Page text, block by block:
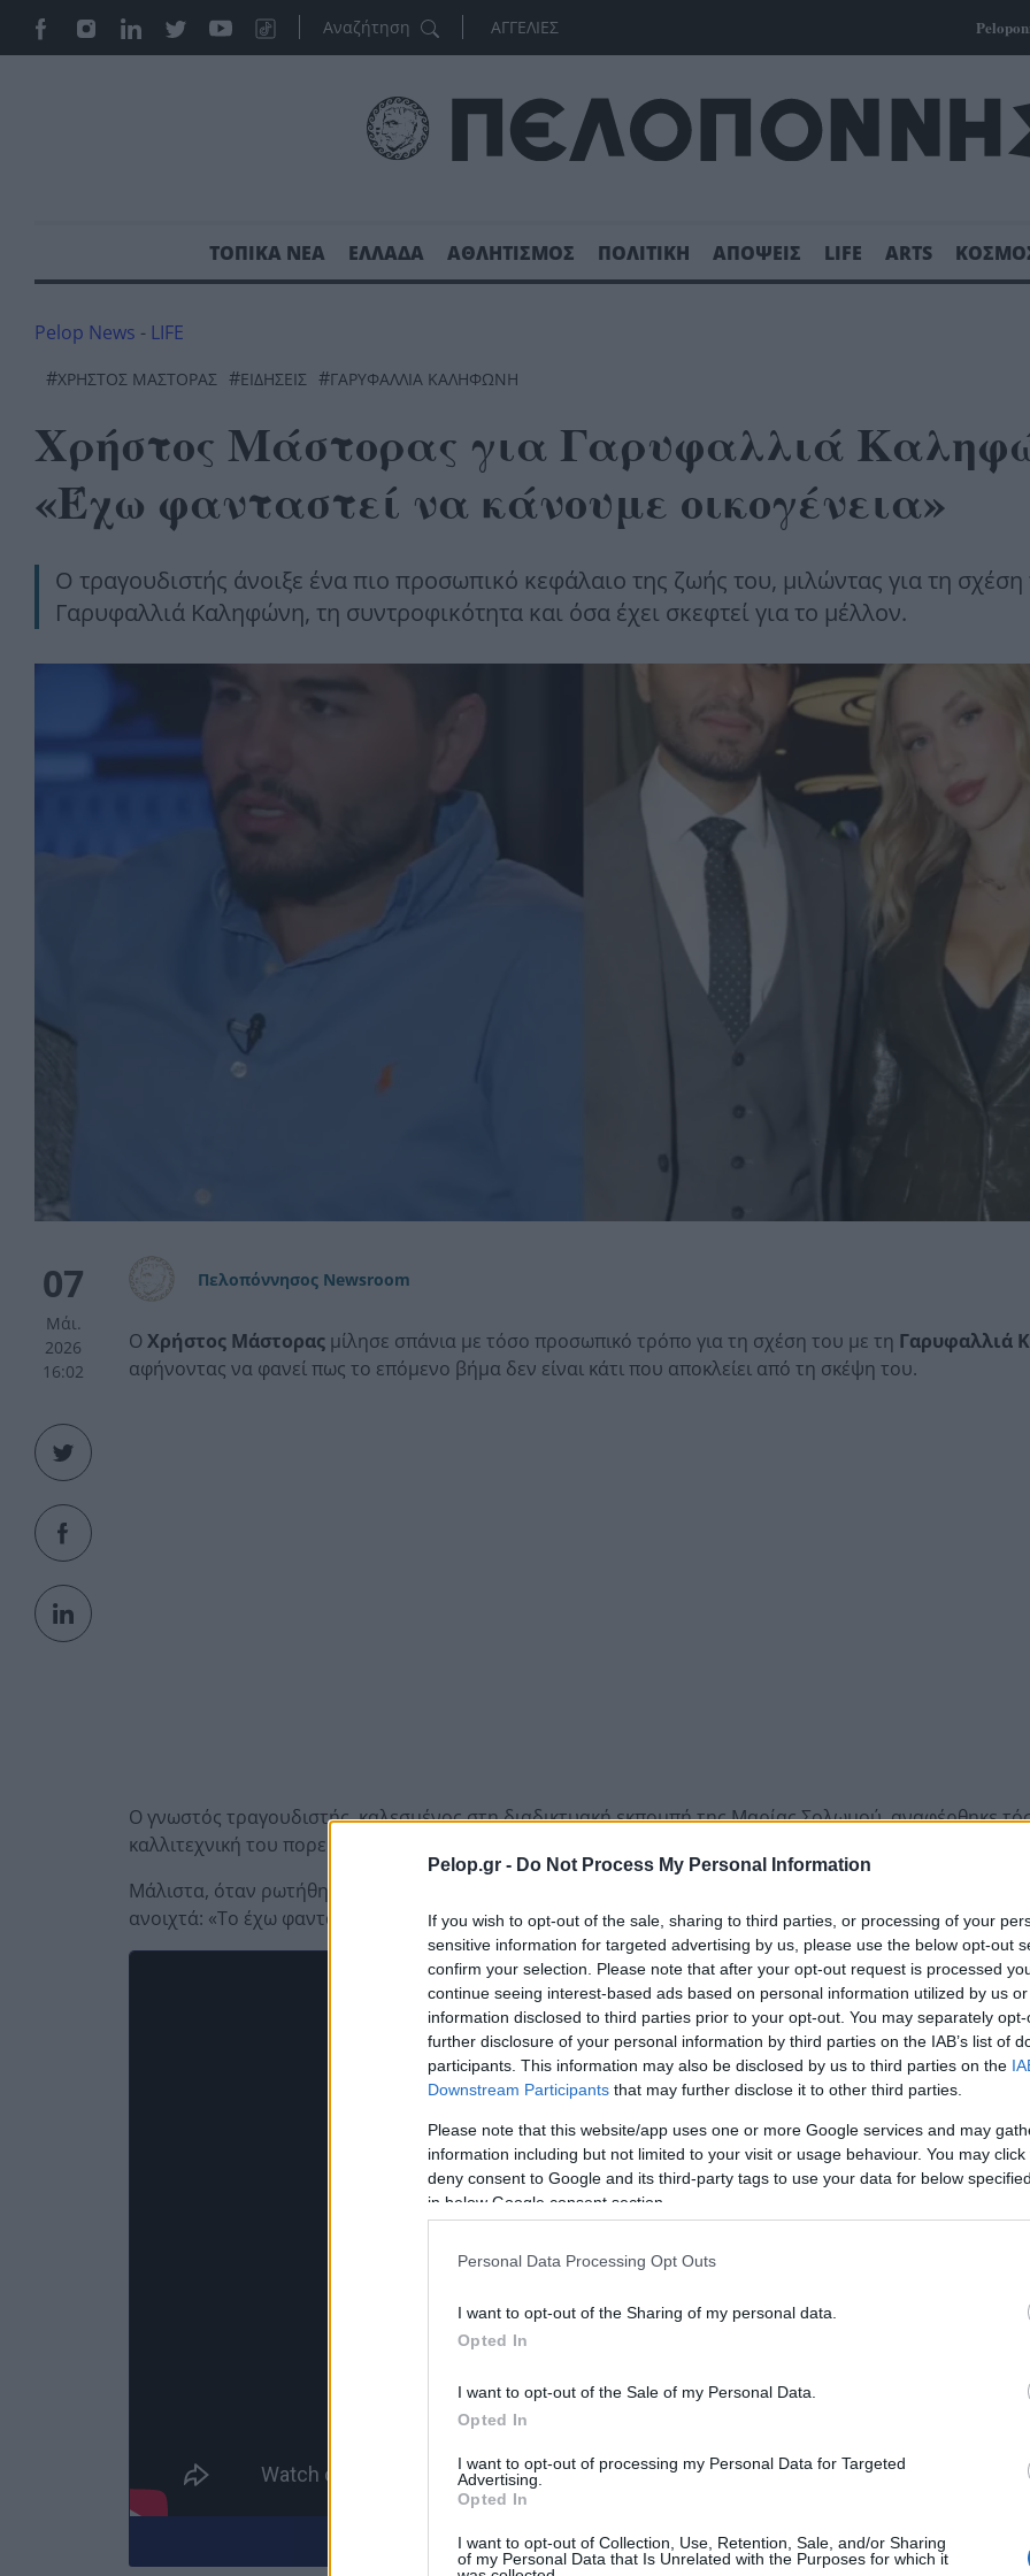
Pelop.gr - Do Not Process My Personal Information
If you wish to opt-out of the sale, sharing to third parties, or processing of your
sensitive information for targeted advertising by us, please use the below opt-out
confirm your selection. Please note that after your opt-out request is processed
continue seeing interest-based ads based on personal information utilized by us
information disclosed to third parties prior to your opt-out. You may separately
further disclosure of your personal information by third parties on the IAB’s list of
participants. This information may also be disclosed by us to third parties on the
Downstream Participants that may further disclose it to other third parties.
Please note that this website/app uses one or more Google services and may
information including but not limited to your visit or usage behaviour. You may
deny consent to Google and its third-party tags to use your data for below
in below Google consent section.
Personal Data Processing Opt Outs
I want to opt-out of the Sharing of my personal data.
Opted In
I want to opt-out of the Sale of my Personal Data.
Opted In
I want to opt-out of processing my Personal Data for Targeted
Advertising.
Opted In
I want to opt-out of Collection, Use, Retention, Sale, and/or Sharing
of my Personal Data that Is Unrelated with the Purposes for which it
ΑΓΓΕΛΙΕΣ
ΤΟΠΙΚΑ ΝΕΑ ΕΛΛΑΔΑ ΑΘΛΗΤΙΣΜΟΣ ΠΟΛΙΤΙΚΗ ΑΠΟΨΕΙΣ LIFE ARTS
Pelop News - LIFE
#ΧΡΗΣΤΟΣ ΜΑΣΤΟΡΑΣ #ΕΙΔΗΣΕΙΣ #ΓΑΡΥΦΑΛΛΙΑ ΚΑΛΗΦΩΝΗ
Χρήστος Μάστορας για Γαρυφαλλιά
«Έχω φανταστεί να κάνουμε οικογένεια»
Ο τραγουδιστής άνοιξε ένα πιο προσωπικό κεφάλαιο της ζωής του, μιλώντας για τη σχέση
Γαρυφαλλιά Καληφώνη, τη συντροφικότητα και όσα έχει σκεφτεί για το μέλλον.
07
Μάι.
2026
16:02
Πελοπόννησος Newsroom
ΟΧρήστος Μάστορας μίλησε σπάνια με τόσο προσωπικό τρόπο για τη σχέση του με τη Γαρυφαλλιά
αφήνοντας να φανεί πως το επόμενο βήμα δεν είναι κάτι που αποκλείει από τη σκέψη του.
Ο γνωστός τραγουδιστής, καλεσμένος στη διαδικτυακή εκπομπή της Μαρίας Σολωμού, αναφέρθηκε
καλλιτεχνική του πορεία όσο και στη σύντροφό του, με την οποία είναι μαζί εδώ και περίπου τέσσερα
Μάλιστα, όταν ρωτήθηκε αν έχει φανταστεί να δημιουργεί οικογένεια με τη Γαρυφαλλιά Καληφώνη,
ανοιχτά: «Το έχω φανταστεί».
Κάνε εγγραφή στο Pelop για περισσότερα videos